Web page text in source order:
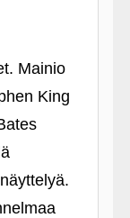
Mainio
King